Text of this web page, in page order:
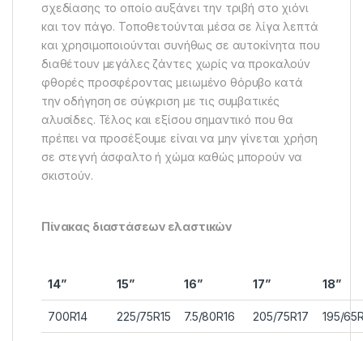
σχεδίασης το οποίο αυξάνει την τριβή στο χιόνι
και τον πάγο. Τοποθετούνται μέσα σε λίγα λεπτά
και χρησιμοποιούνται συνήθως σε αυτοκίνητα που
διαθέτουν μεγάλες ζάντες χωρίς να προκαλούν
φθορές προσφέροντας μειωμένο θόρυβο κατά
την οδήγηση σε σύγκριση με τις συμβατικές
αλυσίδες. Τέλος και εξίσου σημαντικό που θα
πρέπει να προσέξουμε είναι να μην γίνεται χρήση
σε στεγνή άσφαλτο ή χώμα καθώς μπορούν να
σκιστούν.
Πίνακας διαστάσεων ελαστικών
14” 15” 16” 17” 18”
700R14 225/75R15 7.5/80R16 205/75R17 195/